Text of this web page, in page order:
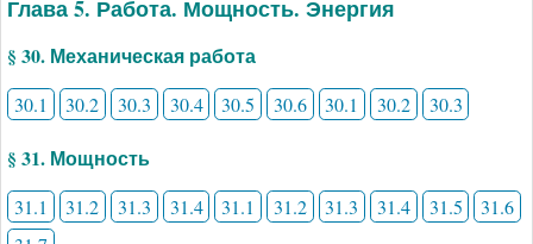
Глава 5. Работа. Мощность. Энергия
§ 30. Механическая работа
30.1 30.2 30.3 30.4 30.5 30.6 30.1 30.2 30.3
§ 31. Мощность
31.1 31.2 31.3 31.4 31.1 31.2 31.3 31.4 31.5
31.6